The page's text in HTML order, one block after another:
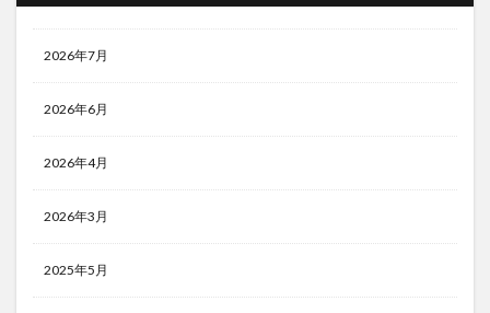
2026年7月
2026年6月
2026年4月
2026年3月
2025年5月